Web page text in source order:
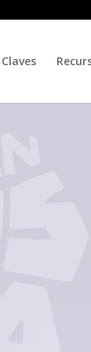
Claves